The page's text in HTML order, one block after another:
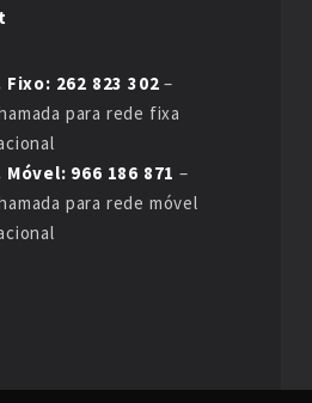
Fixo: 262 823 302 –
para rede fixa
Móvel: 966 186 871 –
para rede móvel